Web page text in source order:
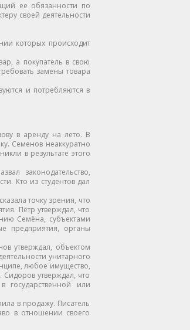
ее обязанности по
своей деятельности
которых происходит
а покупатель в свою
замены товара
и потребляются в
в аренду на лето. В
Семенов неаккуратно
в результате этого
законодательство,
Кто из студентов дал
точку зрения, что
Пётр утверждал, что
Семёна, субъектами
предприятия, органы
утверждал, объектом
унитарного
любое имущество,
утверждал, что
государственной или
в продажу. Писатель
в отношении своего